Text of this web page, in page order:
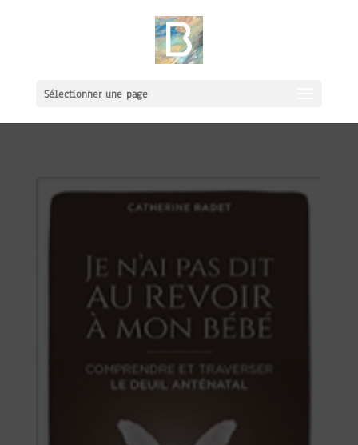
Sélectionner une page